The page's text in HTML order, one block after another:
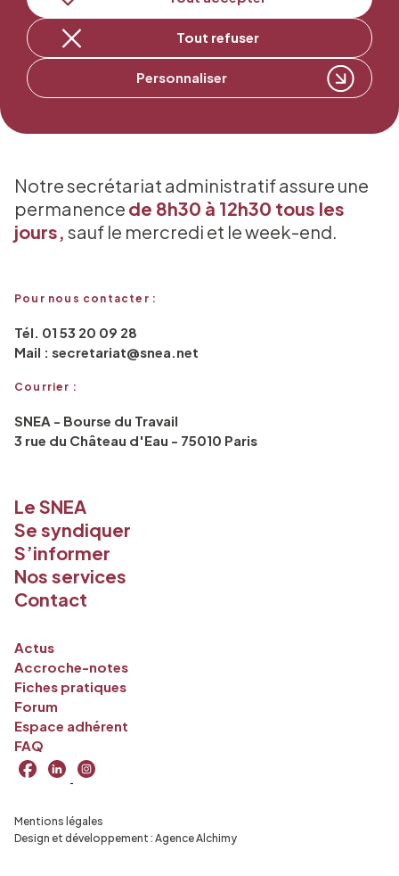
Tout refuser
Personnaliser
Adhérer au SNEA
Notre secrétariat administratif assure une
permanence de 8h30 à 12h30 tous les
jours, sauf le mercredi et le week-end.
Pour nous contacter :
Tél. 01 53 20 09 28
Mail : secretariat@snea.net
Courrier :
SNEA - Bourse du Travail
3 rue du Château d'Eau - 75010 Paris
Le SNEA
Se syndiquer
S’informer
Nos services
Contact
Actus
Accroche-notes
Fiches pratiques
Forum
Espace adhérent
FAQ
Design et développement : Agence Alchimy
Mentions légales